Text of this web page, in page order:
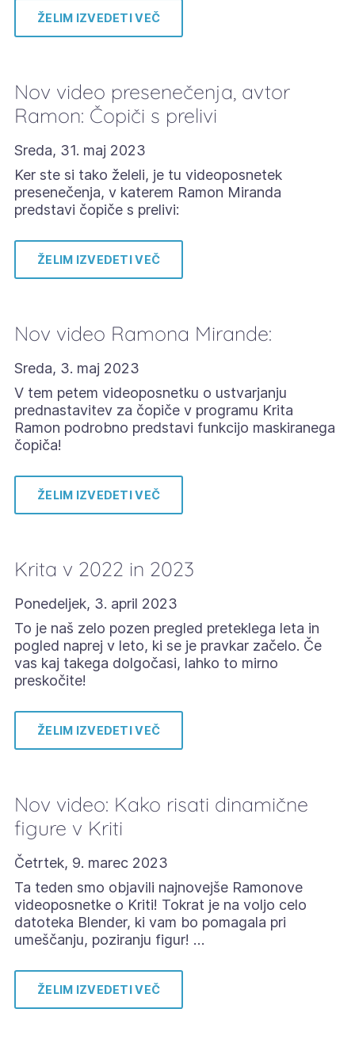
ŽELIM IZVEDETI VEČ
Nov video presenečenja, avtor
Ramon: Čopiči s prelivi
Sreda, 31. maj 2023
Ker ste si tako želeli, je tu videoposnetek
presenečenja, v katerem Ramon Miranda
predstavi čopiče s prelivi:
ŽELIM IZVEDETI VEČ
Nov video Ramona Mirande:
Sreda, 3. maj 2023
V tem petem videoposnetku o ustvarjanju
prednastavitev za čopiče v programu Krita
Ramon podrobno predstavi funkcijo maskiranega
čopiča!
ŽELIM IZVEDETI VEČ
Krita v 2022 in 2023
Ponedeljek, 3. april 2023
To je naš zelo pozen pregled preteklega leta in
pogled naprej v leto, ki se je pravkar začelo. Če
vas kaj takega dolgočasi, lahko to mirno
preskočite!
ŽELIM IZVEDETI VEČ
Nov video: Kako risati dinamične
figure v Kriti
Četrtek, 9. marec 2023
Ta teden smo objavili najnovejše Ramonove
videoposnetke o Kriti! Tokrat je na voljo celo
datoteka Blender, ki vam bo pomagala pri
umeščanju, poziranju figur! …
ŽELIM IZVEDETI VEČ